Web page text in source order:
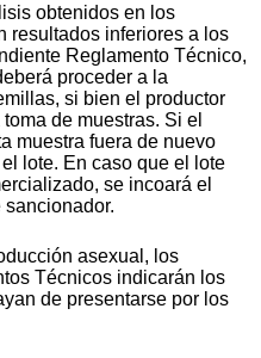
obtenidos en los
resultados inferiores a los
Reglamento Técnico,
proceder a la
si bien el productor
de muestras. Si el
muestra fuera de nuevo
lote. En caso que el lote
se incoará el
asexual, los
Técnicos indicarán los
de presentarse por los